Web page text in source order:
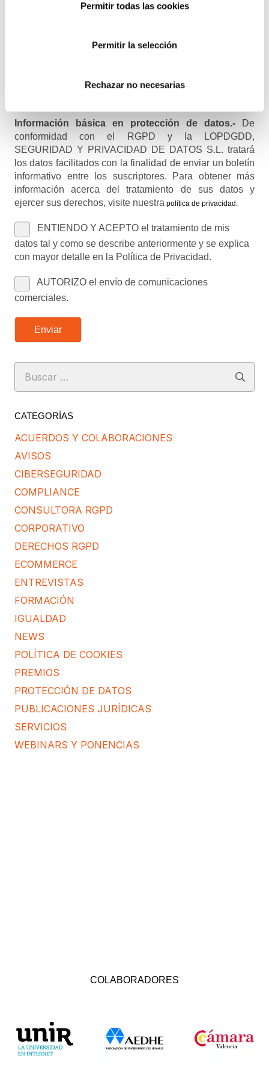
Permitir todas las cookies
Permitir la selección
Rechazar no necesarias
Recibirás un correo para confirmar la suscripción
Información básica en protección de datos.- De
conformidad con el RGPD y la LOPDGDD,
SEGURIDAD Y PRIVACIDAD DE DATOS S.L. tratará
los datos facilitados con la finalidad de enviar un boletín
informativo entre los suscriptores. Para obtener más
información acerca del tratamiento de sus datos y
ejercer sus derechos, visite nuestra política de privacidad .
ENTIENDO Y ACEPTO el tratamiento de mis
datos tal y como se describe anteriormente y se explica
con mayor detalle en la Política de Privacidad.
AUTORIZO el envío de comunicaciones
comerciales.
Enviar
Buscar:
CATEGORÍAS
ACUERDOS Y COLABORACIONES
AVISOS
CIBERSEGURIDAD
COMPLIANCE
CONSULTORA RGPD
CORPORATIVO
DERECHOS RGPD
ECOMMERCE
ENTREVISTAS
FORMACIÓN
IGUALDAD
NEWS
POLÍTICA DE COOKIES
PREMIOS
PROTECCIÓN DE DATOS
PUBLICACIONES JURÍDICAS
SERVICIOS
WEBINARS Y PONENCIAS
COLABORADORES